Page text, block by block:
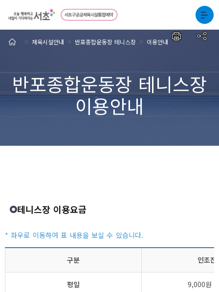
반포종합운동장 테니스장
이용안내
> 체육시설안내 > 반포종합운동장 테니스장 > 이용안내
테니스장 이용요금
구분 인조잔
평일 9,000원 /